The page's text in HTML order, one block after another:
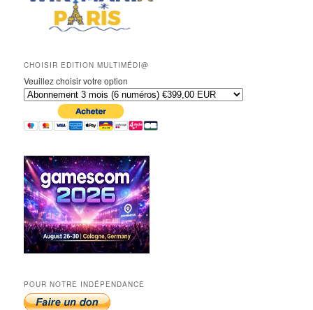
CHOISIR EDITION MULTIMÉDI@
Veuillez choisir votre option
POUR NOTRE INDÉPENDANCE